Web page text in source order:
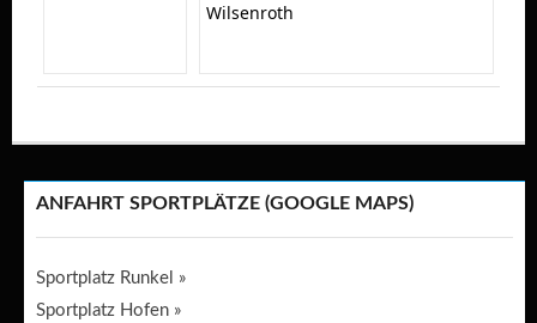
Wilsenroth
ANFAHRT SPORTPLÄTZE (GOOGLE MAPS)
Sportplatz Runkel »
Sportplatz Hofen »